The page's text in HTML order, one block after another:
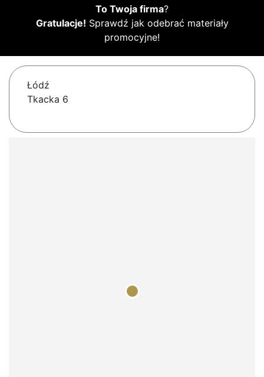
To Twoja firma?
Gratulacje! Sprawdź jak odebrać materiały
promocyjne!
Łódź
Tkacka 6